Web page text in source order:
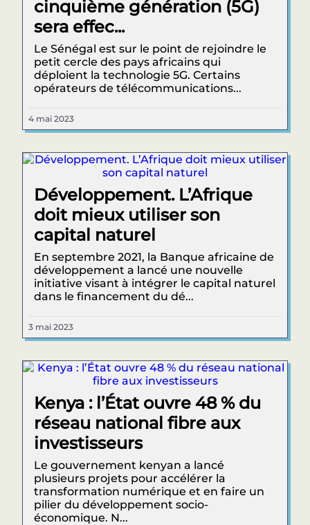
cinquième génération (5G)
sera effec...
Le Sénégal est sur le point de rejoindre le
petit cercle des pays africains qui
déploient la technologie 5G. Certains
opérateurs de télécommunications...
4 mai 2023
Développement. L’Afrique
doit mieux utiliser son
capital naturel
En septembre 2021, la Banque africaine de
développement a lancé une nouvelle
initiative visant à intégrer le capital naturel
dans le financement du dé...
3 mai 2023
Kenya : l’État ouvre 48 % du
réseau national fibre aux
investisseurs
Le gouvernement kenyan a lancé
plusieurs projets pour accélérer la
transformation numérique et en faire un
pilier du développement socio-
économique. N...